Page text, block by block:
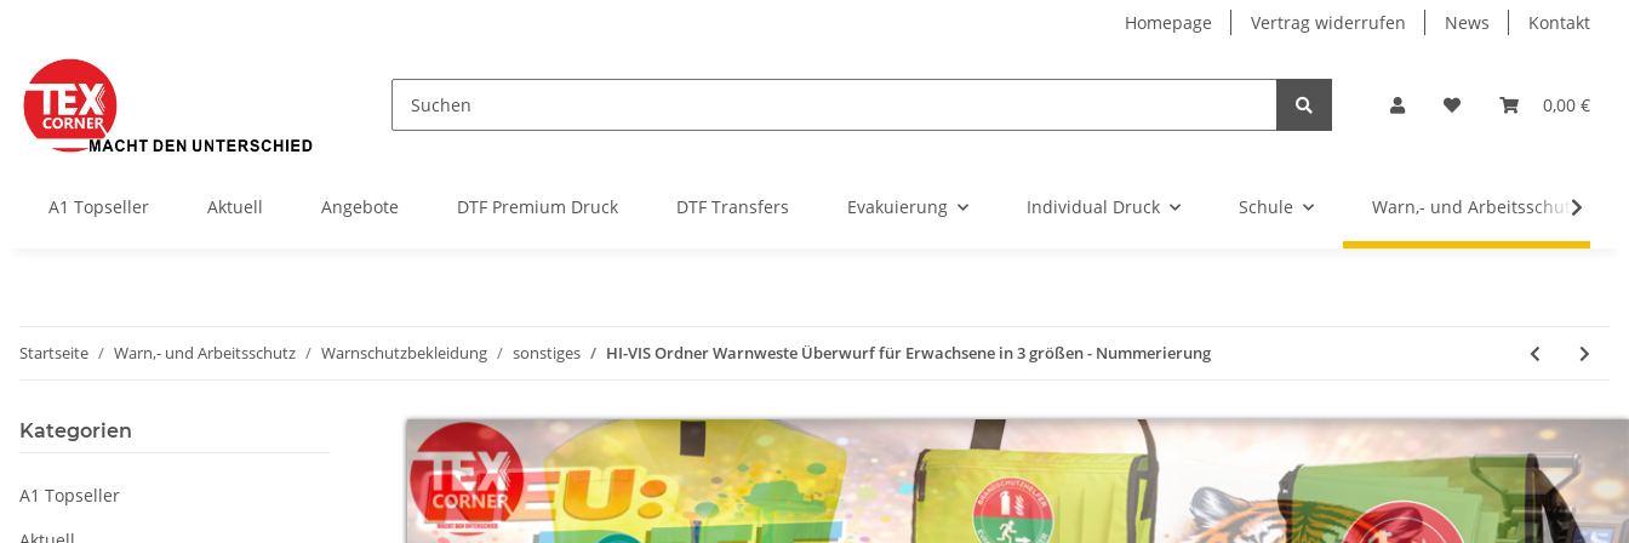
Homepage Vertrag widerrufen News Kontakt
0,00 €
A1 Topseller Aktuell Angebote DTF Premium Druck DTF Transfers Evakuierung Individual Druck Schule Warn,- und Arbeitsschutz
Startseite Warn,- und Arbeitsschutz Warnschutzbekleidung sonstiges HI-VIS Ordner Warnweste Überwurf für Erwachsene in 3 größen - Nummerierung
Kategorien
A1 Topseller